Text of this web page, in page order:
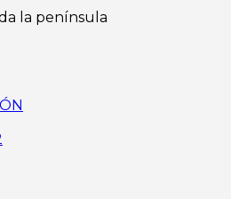
la península